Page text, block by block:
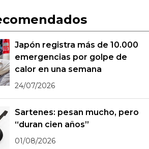
Japón registra más de 10.000
emergencias por golpe de
calor en una semana
24/07/2026
Sartenes: pesan mucho, pero
“duran cien años”
01/08/2026